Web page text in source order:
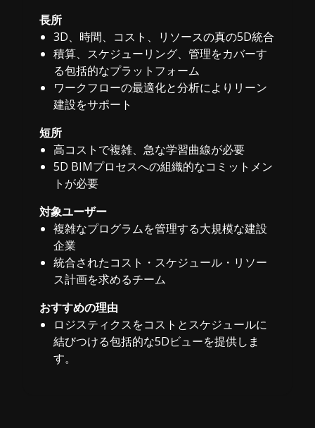
長所
3D、時間、コスト、リソースの真の5D統合
積算、スケジューリング、管理をカバーす
る包括的なプラットフォーム
ワークフローの最適化と分析によりリーン
建設をサポート
短所
高コストで複雑、急な学習曲線が必要
5D BIMプロセスへの組織的なコミットメン
トが必要
対象ユーザー
複雑なプログラムを管理する大規模な建設
企業
統合されたコスト・スケジュール・リソー
ス計画を求めるチーム
おすすめの理由
ロジスティクスをコストとスケジュールに
結びつける包括的な5Dビューを提供しま
す。